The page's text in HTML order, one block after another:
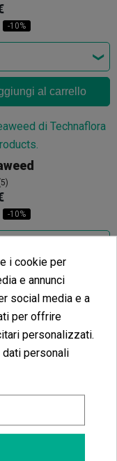
-10%
al carrello
-10%
al carrello
i cookie per
e annunci
social media e a
per offrire
personalizzati.
personali